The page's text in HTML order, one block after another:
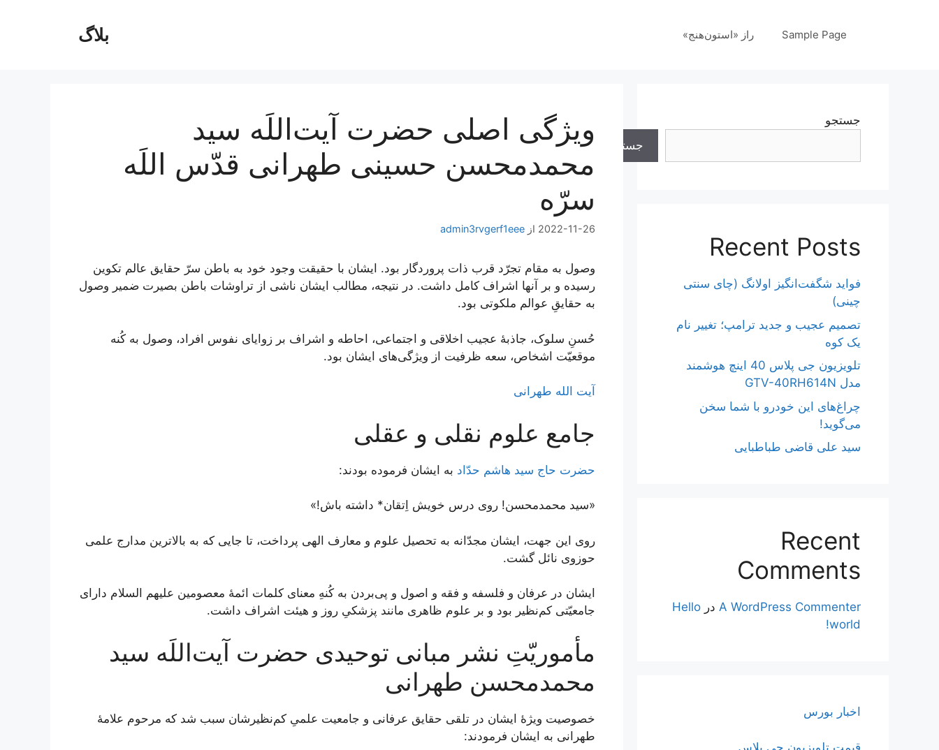
بلاگ Sample Page راز «استون‌هنج»
ویژگی اصلی حضرت آیت‌اللَه سید
محمدمحسن حسینی طهرانی قدّس اللَه
سرّه
2022-11-26 از admin3rvgerf1eee
وصول به مقام تجرّد قرب ذات پروردگار بود. ایشان با حقیقت وجود خود به باطن سرّ حقایق عالم تکوین
رسیده و بر آنها اشراف کامل داشت. در نتیجه، مطالب‏ ايشان‏ ناشى از تراوشات باطن بصيرت ضمير وصول
به حقایقِ عوالم ملکوتى بود.
حُسنِ سلوک، جاذبۀ عجیب اخلاقی و اجتماعی، احاطه و اشراف بر زوایای نفوس افراد، وصول به کُنه
موقعیّت اشخاص، سعه ظرفيت از ویژگی‌های ایشان بود.
آیت الله طهرانی
جامع علوم نقلی و عقلی
حضرت حاج سید هاشم حدّاد به ایشان فرموده بودند:
«سید محمدمحسن! روی درس خویش اِتقان* داشته باش!»
روی این جهت، ایشان مجدّانه به تحصیل علوم و معارف الهی پرداخت، تا جایی که به بالاترین مدارج علمی
حوزوی نائل گشت.
ایشان در عرفان و فلسفه و فقه و اصول و پى‌‌بردن به کُنهِ معنای کلمات ائمۀ معصومین علیهم السلام دارای
جامعیّتی کم‌نظیر بود و بر علوم ظاهری مانند پزشکیِ روز و هیئت اشراف داشت.
مأموریّتِ نشر مبانی توحیدی حضرت آیت‌اللَه سید
محمدمحسن طهرانی
خصوصیت ویژۀ ایشان در تلقی حقایق عرفانی و جامعیت علمیِ کم‌نظیرشان سبب شد که مرحوم علامۀ
طهرانی به ایشان فرمودند:
جستجو
جستجو
Recent Posts
فواید شگفت‌انگیز اولانگ (چای سنتی
چینی)
تصمیم عجیب و جدید ترامپ؛ تغییر نام
یک کوه
تلویزیون جی پلاس 40 اینچ هوشمند
مدل GTV-40RH614N
چراغ‌های این خودرو با شما سخن
می‌گوید!
سید علی قاضی طباطبایی
Recent
Comments
A WordPress Commenter در Hello
world!
اخبار بورس
قیمت تلویزیون جی پلاس